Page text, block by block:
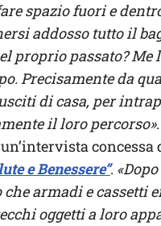
spazio fuori e
addosso tutto il
proprio passato? Me
Precisamente da
di casa, per
il loro percorso»
concessa
e Benessere”.
che armadi e cassetti
oggetti a loro